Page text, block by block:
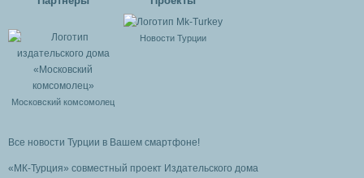
Московский комсомолец
Новости Турции
Все новости Турции в Вашем смартфоне!
«МК-Турция» совместный проект Издательского дома